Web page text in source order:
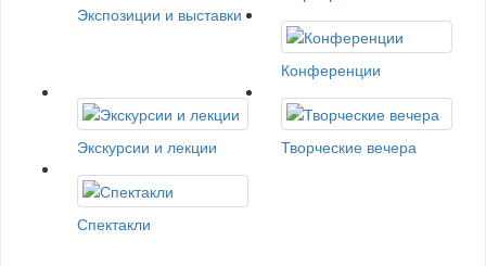
Экспозиции и выставки
Конференции
Экскурсии и лекции Творческие вечера
Спектакли